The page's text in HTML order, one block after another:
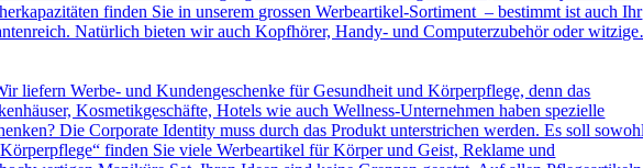
finden Sie in unserem grossen Werbeartikel-Sortiment – bestimmt ist auch Ihr
Natürlich bieten wir auch Kopfhörer, Handy- und Computerzubehör oder
liefern Werbe- und Kundengeschenke für Gesundheit und Körperpflege, denn das
Kosmetikgeschäfte, Hotels wie auch Wellness-Unternehmen haben spezielle
Die Corporate Identity muss durch das Produkt unterstrichen werden. Es soll
finden Sie viele Werbeartikel für Körper und Geist, Reklame und